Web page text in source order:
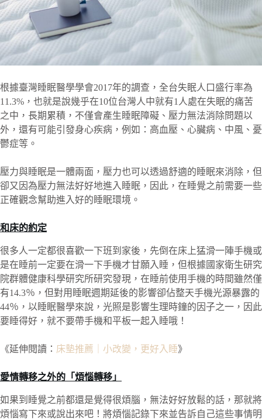
根據臺灣睡眠醫學學會2017年的調查，全台失眠人口盛行率為
11.3%，也就是說幾乎在10位台灣人中就有1人處在失眠的痛苦
之中，長期累積，不僅會產生睡眠障礙、壓力無法消除問題以
外，還有可能引發身心疾病，例如：高血壓、心臟病、中風、憂
鬱症等。
壓力與睡眠是一體兩面，壓力也可以透過舒適的睡眠來消除，但
卻又因為壓力無法好好地進入睡眠，因此，在睡覺之前需要一些
正確觀念幫助進入好的睡眠環境。
和床的約定
很多人一定都很喜歡一下班到家後，先倒在床上猛滑一陣手機或
是在睡前一定要在滑一下手機才甘願入睡，但根據國家衛生研究
院群體健康科學研究所研究發現，在睡前使用手機的時間雖然僅
有14.3％，但對用睡眠週期延後的影響卻佔整天手機光源暴露的
44％，以睡眠醫學來說，光照是影響生理時鐘的因子之一，因此
要睡得好，就不要帶手機和平板一起入睡哦！
《延伸閱讀： 床墊推薦｜小改變，更好入睡》
愛情轉移之外的「煩惱轉移」
如果到睡覺之前都還是覺得很煩腦，無法好好放鬆的話，那就將
煩惱寫下來或說出來吧！將煩惱記錄下來並告訴自己這些事情明